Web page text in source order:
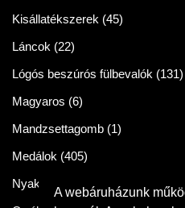
Kisállatékszerek (45)
Láncok (22)
Lógós beszúrós fülbevalók (131)
Magyaros (6)
Mandzsettagomb (1)
Medálok (405)
Nyakláncok
(86)
A webáruházunk